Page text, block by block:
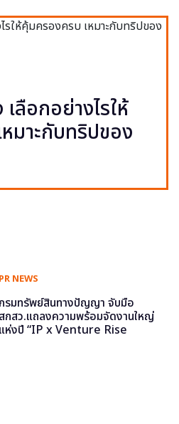
ลือกอย่างไรให้
มาะกับทริปของ
PR NEWS
กรมทรัพย์สินทางปัญญา จับมือ
สกสว.แถลงความพร้อมจัดงานใหญ่
แห่งปี “IP x Venture Rise